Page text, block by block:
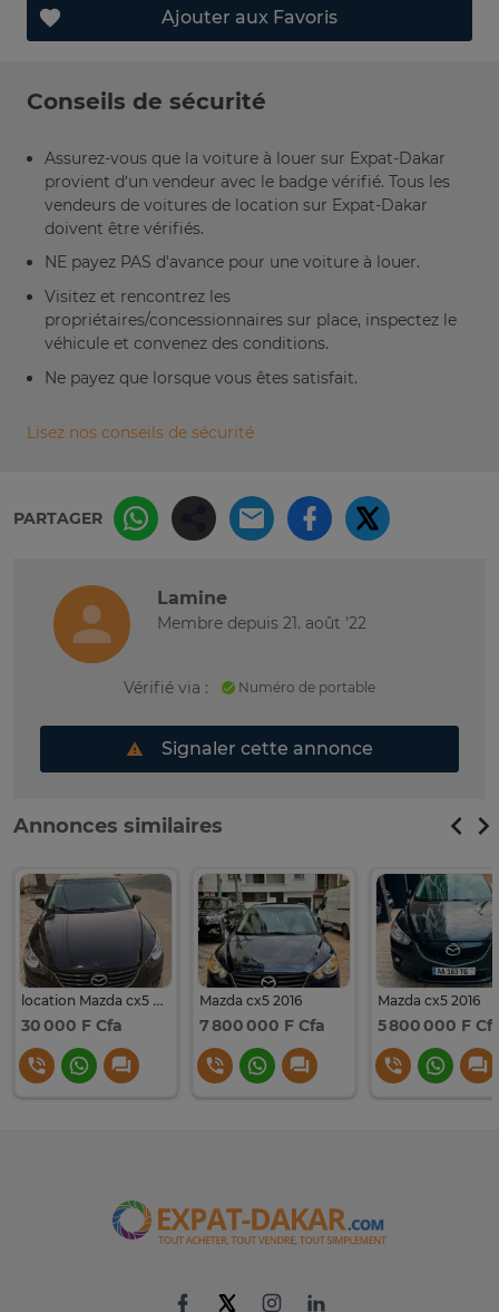
Ajouter aux Favoris
Conseils de sécurité
Assurez-vous que la voiture à louer sur Expat-Dakar
provient d’un vendeur avec le badge vérifié. Tous les
vendeurs de voitures de location sur Expat-Dakar
doivent être vérifiés.
NE payez PAS d'avance pour une voiture à louer.
Visitez et rencontrez les
propriétaires/concessionnaires sur place, inspectez le
véhicule et convenez des conditions.
Ne payez que lorsque vous êtes satisfait.
Lisez nos conseils de sécurité
PARTAGER
Lamine
Membre depuis 21. août '22
Vérifié via : Numéro de portable
Signaler cette annonce
Annonces similaires
location Mazda cx5 2016
30 000 F Cfa
Mazda cx5 2016
7 800 000 F Cfa
Mazda cx5 2016
5 800 000 F